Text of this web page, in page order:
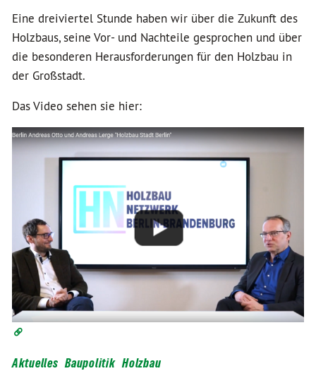
Eine dreiviertel Stunde haben wir über die Zukunft des
Holzbaus, seine Vor- und Nachteile gesprochen und über
die besonderen Herausforderungen für den Holzbau in
der Großstadt.
Das Video sehen sie hier:
Aktuelles Baupolitik Holzbau